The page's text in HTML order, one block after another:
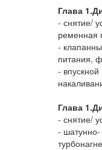
Глава
- снятие/
ременная
-
питания,
-
Глава
- снятие/
-